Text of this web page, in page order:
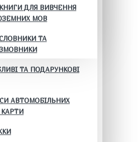
КНИГИ ДЛЯ ВИВЧЕННЯ
МОВ
ТА
ТА ПОДАРУНКОВІ
АВТОМОБІЛЬНИХ
КАРТИ